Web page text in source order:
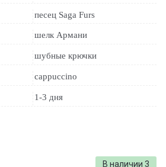
песец Saga Furs
шелк Армани
шубные крючки
cappuccino
1-3 дня
В наличии 3